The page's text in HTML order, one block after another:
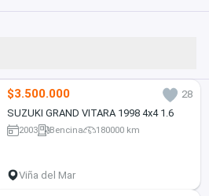
$3.500.000
28
SUZUKI GRAND VITARA 1998 4x4 1.6
2003 Bencina 180000 km
Viña del Mar